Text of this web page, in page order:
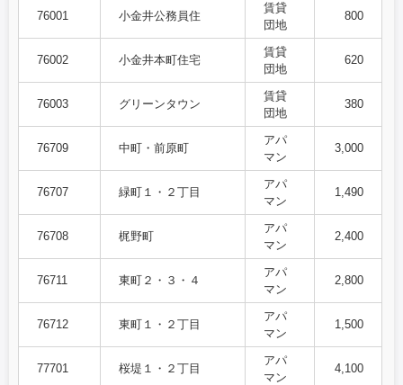
76001 小金井公務員住
賃貸
団地
800
76002 小金井本町住宅
賃貸
団地
620
76003 グリーンタウン
賃貸
団地
380
76709 中町・前原町
アパ
マン
3,000
76707 緑町１・２丁目
アパ
マン
1,490
76708 梶野町
アパ
マン
2,400
76711 東町２・３・４
アパ
マン
2,800
76712 東町１・２丁目
アパ
マン
1,500
77701 桜堤１・２丁目
アパ
マン
4,100